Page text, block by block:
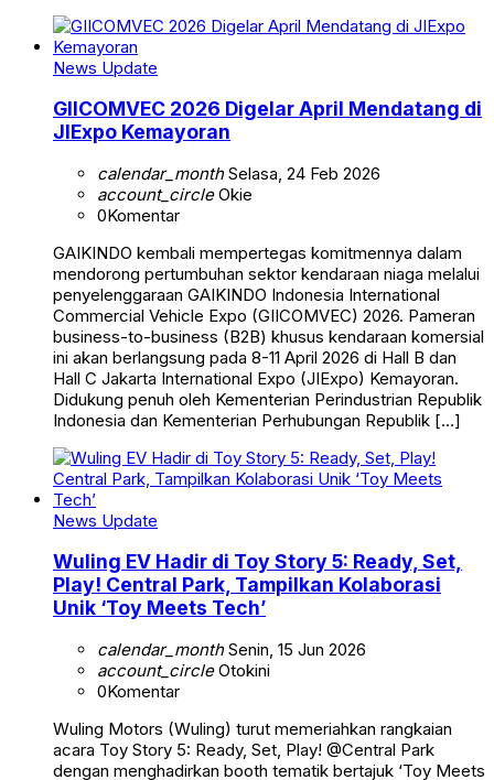
News Update
GIICOMVEC 2026 Digelar April Mendatang di
JIExpo Kemayoran
calendar_monthSelasa, 24 Feb 2026
account_circleOkie
0Komentar
GAIKINDO kembali mempertegas komitmennya dalam
mendorong pertumbuhan sektor kendaraan niaga melalui
penyelenggaraan GAIKINDO Indonesia International
Commercial Vehicle Expo (GIICOMVEC) 2026. Pameran
business-to-business (B2B) khusus kendaraan komersial
ini akan berlangsung pada 8-11 April 2026 di Hall B dan
Hall C Jakarta International Expo (JIExpo) Kemayoran.
Didukung penuh oleh Kementerian Perindustrian Republik
Indonesia dan Kementerian Perhubungan Republik […]
News Update
Wuling EV Hadir di Toy Story 5: Ready, Set,
Play! Central Park, Tampilkan Kolaborasi
Unik ‘Toy Meets Tech’
calendar_monthSenin, 15 Jun 2026
account_circleOtokini
0Komentar
Wuling Motors (Wuling) turut memeriahkan rangkaian
acara Toy Story 5: Ready, Set, Play! @Central Park
dengan menghadirkan booth tematik bertajuk ‘Toy Meets